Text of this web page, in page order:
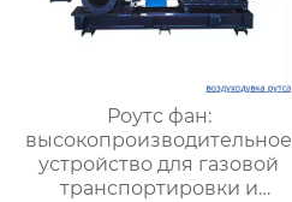
Роутс фан:
высокопроизводительное
устройство для газовой
транспортировки и